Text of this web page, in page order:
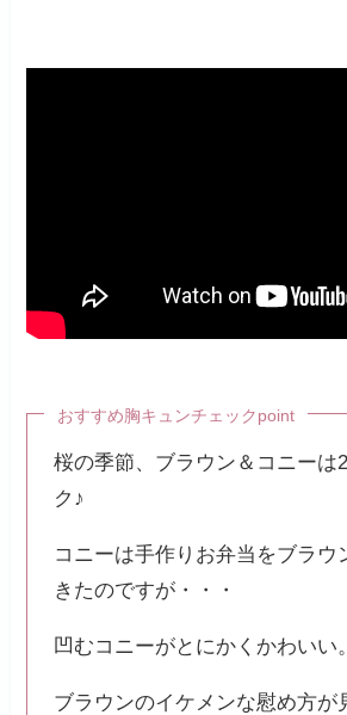
おすすめ胸キュンチェックpoint
桜の季節、ブラウン＆コニーは
ク♪
コニーは手作りお弁当をブラウ
きたのですが・・・
凹むコニーがとにかくかわいい
ブラウンのイケメンな慰め方が